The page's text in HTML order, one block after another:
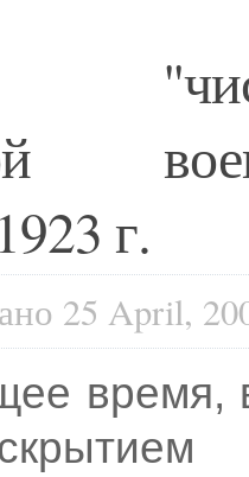
г.
25 April,
время,